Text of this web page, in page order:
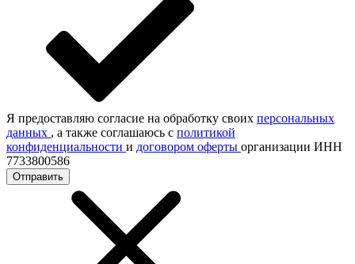
Я предоставляю согласие на обработку своих персональных
данных , а также соглашаюсь с политикой
конфиденциальности и договором оферты организации ИНН
7733800586
Отправить